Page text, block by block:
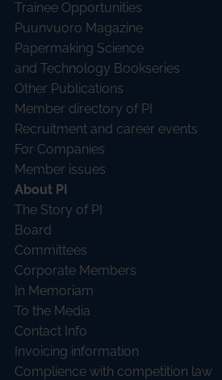
Trainee Opportunities
Puunvuoro Magazine
Papermaking Science
and Technology Bookseries
Other Publications
Member directory of PI
Recruitment and career events
For Companies
Member issues
About PI
The Story of PI
Board
Committees
Corporate Members
In Memoriam
To the Media
Contact Info
Invoicing information
Complience with competition law